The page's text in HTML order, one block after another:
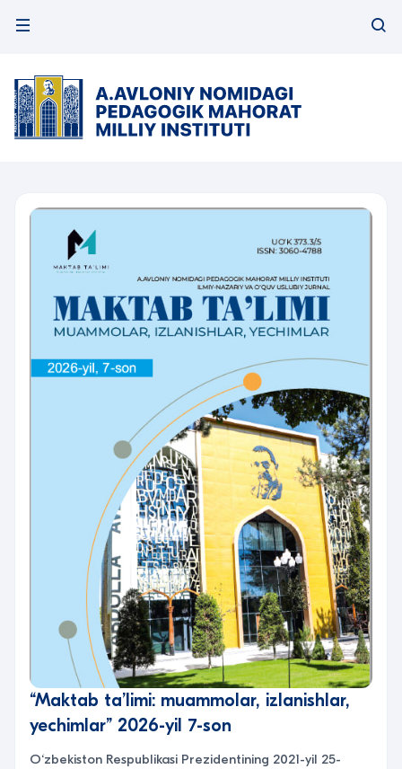
“Maktab ta’limi: muammolar, izlanishlar,
yechimlar” 2026-yil 7-son
O‘zbekiston Respublikasi Prezidentining 2021-yil 25-